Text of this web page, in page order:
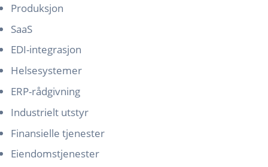
Produksjon
SaaS
EDI-integrasjon
Helsesystemer
ERP-rådgivning
Industrielt utstyr
Finansielle tjenester
Eiendomstjenester